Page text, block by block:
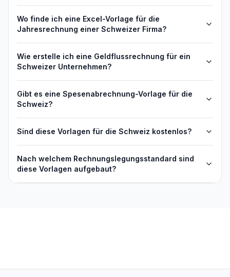
Wo finde ich eine Excel-Vorlage für die
Jahresrechnung einer Schweizer Firma?
Wie erstelle ich eine Geldflussrechnung für ein
Schweizer Unternehmen?
Gibt es eine Spesenabrechnung-Vorlage für die
Schweiz?
Sind diese Vorlagen für die Schweiz kostenlos?
Nach welchem Rechnungslegungsstandard sind
diese Vorlagen aufgebaut?